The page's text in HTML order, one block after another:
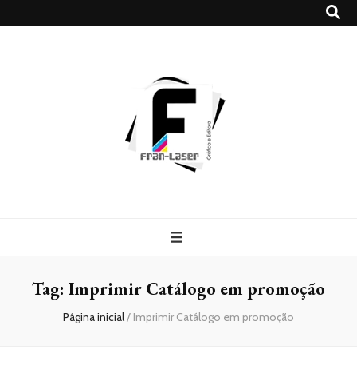
Tag: Imprimir Catálogo em promoção
Página inicial/ Imprimir Catálogo em promoção